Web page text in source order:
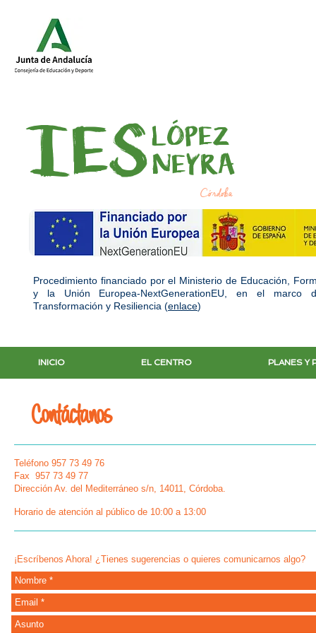
IESLÓPEZ
NEYRA
Córdoba
Procedimiento financiado por el Ministerio de Educación,
y la Unión Europea-NextGenerationEU, en el marco
Transformación y Resiliencia (enlace)
INICIO EL CENTRO PLANES Y
Contáctanos
Teléfono 957 73 49 76
Fax 957 73 49 77
Dirección Av. del Mediterráneo s/n, 14011, Córdoba.
Horario de atención al público de 10:00 a 13:00
¡Escríbenos Ahora! ¿Tienes sugerencias o quieres comunicarnos algo?